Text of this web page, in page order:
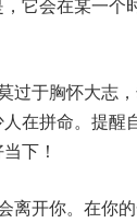
于胸怀大志，
在拼命。提醒
下！
离开你。在你